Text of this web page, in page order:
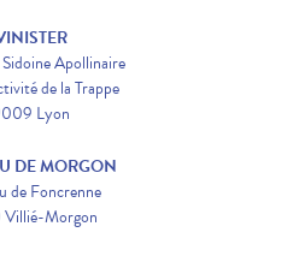
Apollinaire
de la Trappe
Lyon
DE MORGON
de Foncrenne
Morgon